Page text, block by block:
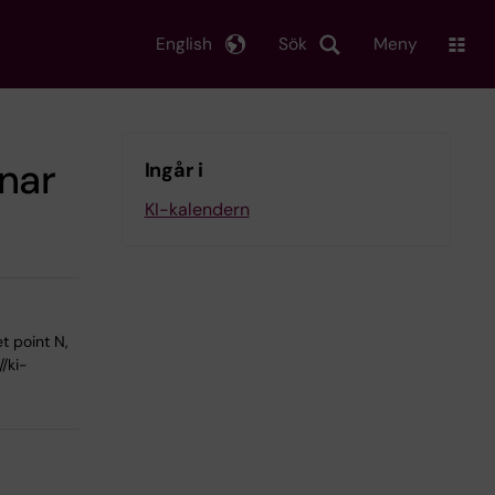
Sök
English Meny
point N,
ki-
Ingår i
KI-kalendern